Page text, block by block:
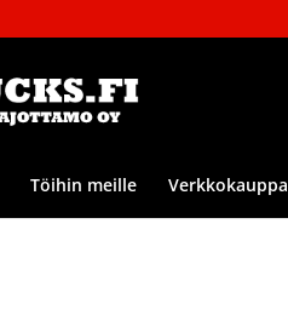
Töihin meille Verkkokauppa